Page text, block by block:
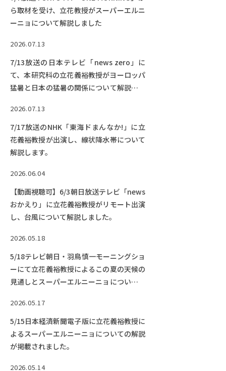
ら取材を受け、立花教授がスーパーエルニ
ーニョについて解説しました
2026.07.13
7/13放送の日本テレビ「news zero」に
て、本研究科の立花義裕教授がヨーロッパ
猛暑と日本の猛暑の関係について解説しま
2026.07.13
7/17放送のNHK「東海ドまんなか!」に立
花義裕教授が出演し、線状降水帯について
解説します。
2026.06.04
【動画視聴可】6/3朝日放送テレビ「news
おかえり」に立花義裕教授がリモート出演
し、台風について解説しました。
2026.05.18
5/18テレビ朝日・羽鳥慎一モーニングショ
ーにて立花義裕教授によるこの夏の天候の
見通しとスーパーエルニーニョについての
2026.05.17
5/15日本経済新聞電子版に立花義裕教授に
よるスーパーエルニーニョについての解説
が掲載されました。
2026.05.14